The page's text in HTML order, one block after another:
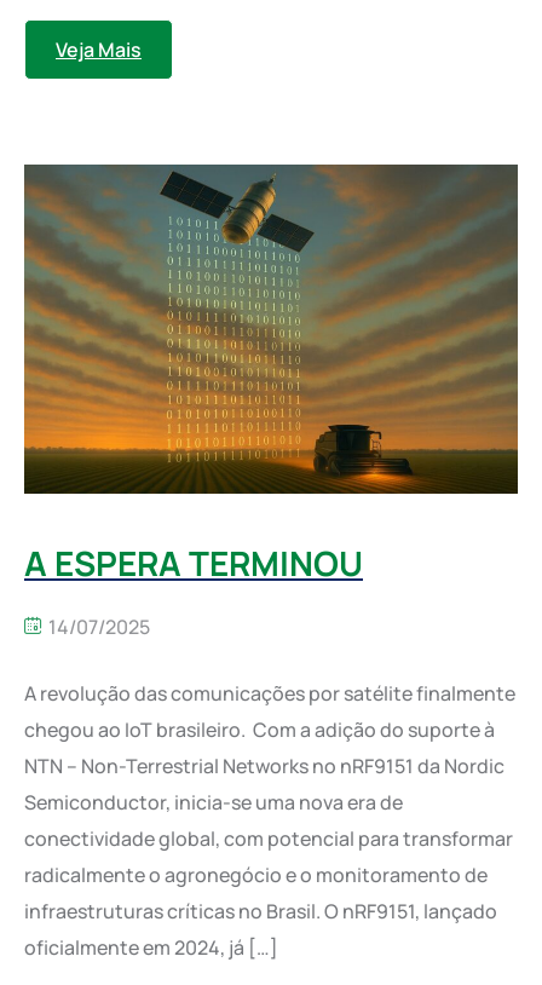
Veja Mais
A ESPERA TERMINOU
14/07/2025
A revolução das comunicações por satélite finalmente
chegou ao IoT brasileiro. Com a adição do suporte à
NTN – Non-Terrestrial Networks no nRF9151 da Nordic
Semiconductor, inicia-se uma nova era de
conectividade global, com potencial para transformar
radicalmente o agronegócio e o monitoramento de
infraestruturas críticas no Brasil. O nRF9151, lançado
oficialmente em 2024, já […]